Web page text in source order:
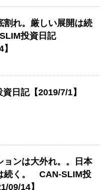
割れ。厳しい展開は続
投資日記
日記【2019/7/1】
ョンは大外れ。。日本
続く。 CAN-SLIM投
09/14】